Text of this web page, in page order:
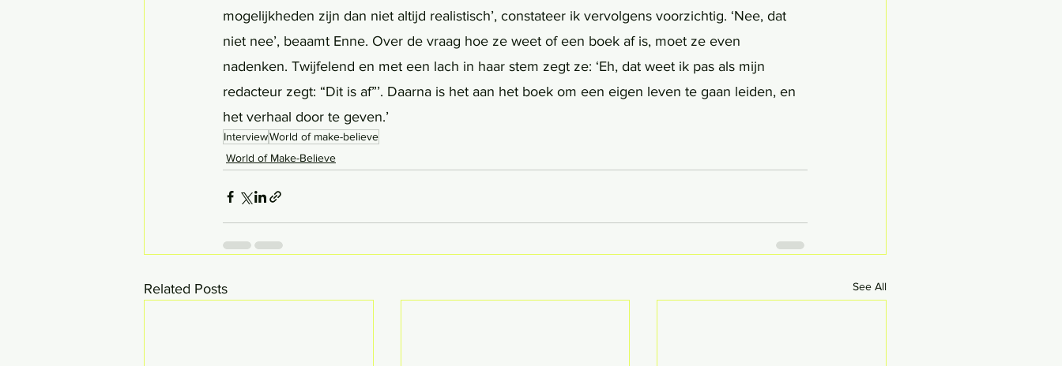
mogelijkheden zijn dan niet altijd realistisch’, constateer ik vervolgens voorzichtig. ‘Nee, dat
niet nee’, beaamt Enne. Over de vraag hoe ze weet of een boek af is, moet ze even
nadenken. Twijfelend en met een lach in haar stem zegt ze: ‘Eh, dat weet ik pas als mijn
redacteur zegt: “Dit is af”’. Daarna is het aan het boek om een eigen leven te gaan leiden, en
het verhaal door te geven.’
InterviewWorld of make-believe
World of Make-Believe
Related Posts See All